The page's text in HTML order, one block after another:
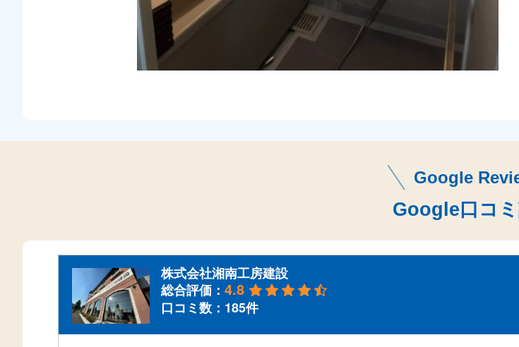
Google
Google口コ
株式会社湘南工房建設
総合評価： 4.8
口コミ数：185件